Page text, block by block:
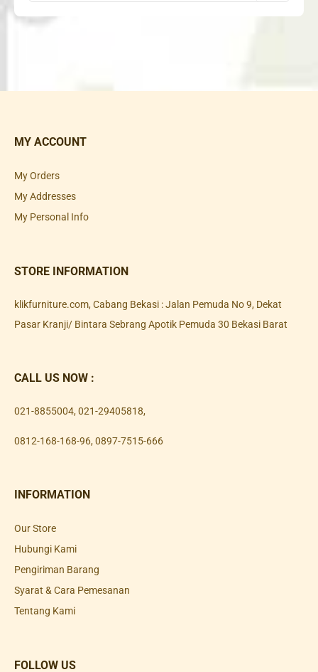
MY ACCOUNT
My Orders
My Addresses
My Personal Info
STORE INFORMATION
klikfurniture.com, Cabang Bekasi : Jalan Pemuda No 9, Dekat
Pasar Kranji/ Bintara Sebrang Apotik Pemuda 30 Bekasi Barat
CALL US NOW :
021-8855004, 021-29405818,
0812-168-168-96, 0897-7515-666
INFORMATION
Our Store
Hubungi Kami
Pengiriman Barang
Syarat & Cara Pemesanan
Tentang Kami
FOLLOW US